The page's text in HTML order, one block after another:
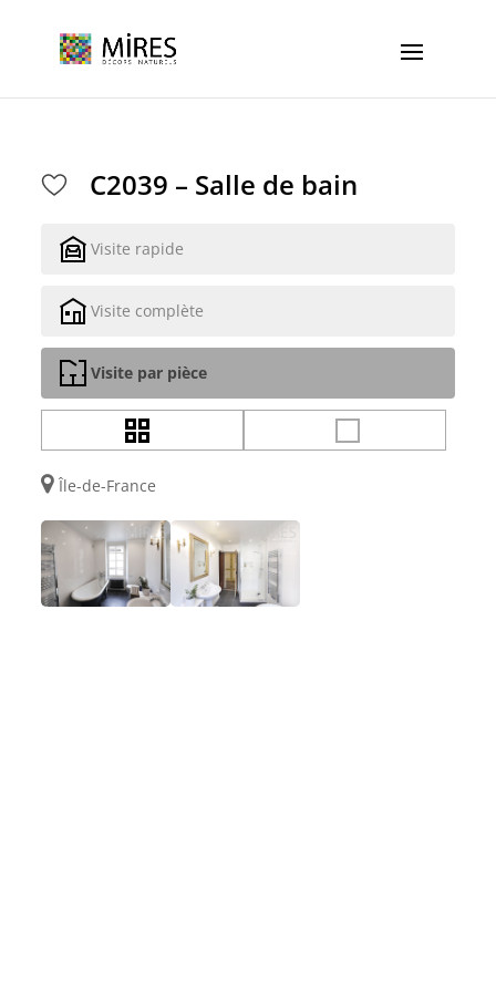
C2039 – Salle de bain
Visite rapide
Visite complète
Visite par pièce
Île-de-France